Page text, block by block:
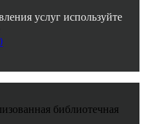
услуг используйте
библиотечная